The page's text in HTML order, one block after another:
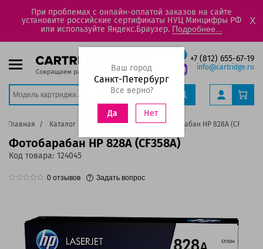
При проблемах с онлайн-оплатой заказов на сайте
установите российские сертификаты НУЦ Минцифры РФ
или используйте Яндекс.Браузер. Подробнее...
X
+7 (812) 655-67-19
info@cartridge.ru
Ваш город
Санкт-Петербург
Все верно?
Да Нет
Главная Каталог Фотобарабаны Фотобарабан HP 828A (CF358A)
Фотобарабан HP 828A (CF358A)
Код товара: 124045
0 отзывов Задать вопрос